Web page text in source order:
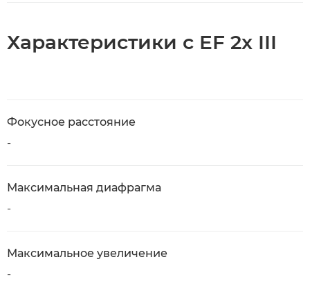
Характеристики с EF 2x III
Фокусное расстояние
-
Максимальная диафрагма
-
Максимальное увеличение
-